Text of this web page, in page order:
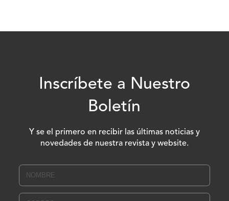
Inscríbete a Nuestro
Boletín
Y se el primero en recibir las últimas noticias y
novedades de nuestra revista y website.